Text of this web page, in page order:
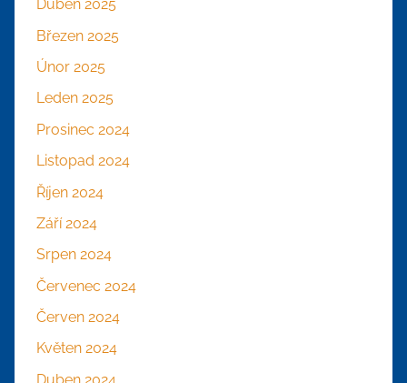
Duben 2025
Březen 2025
Únor 2025
Leden 2025
Prosinec 2024
Listopad 2024
Říjen 2024
Září 2024
Srpen 2024
Červenec 2024
Červen 2024
Květen 2024